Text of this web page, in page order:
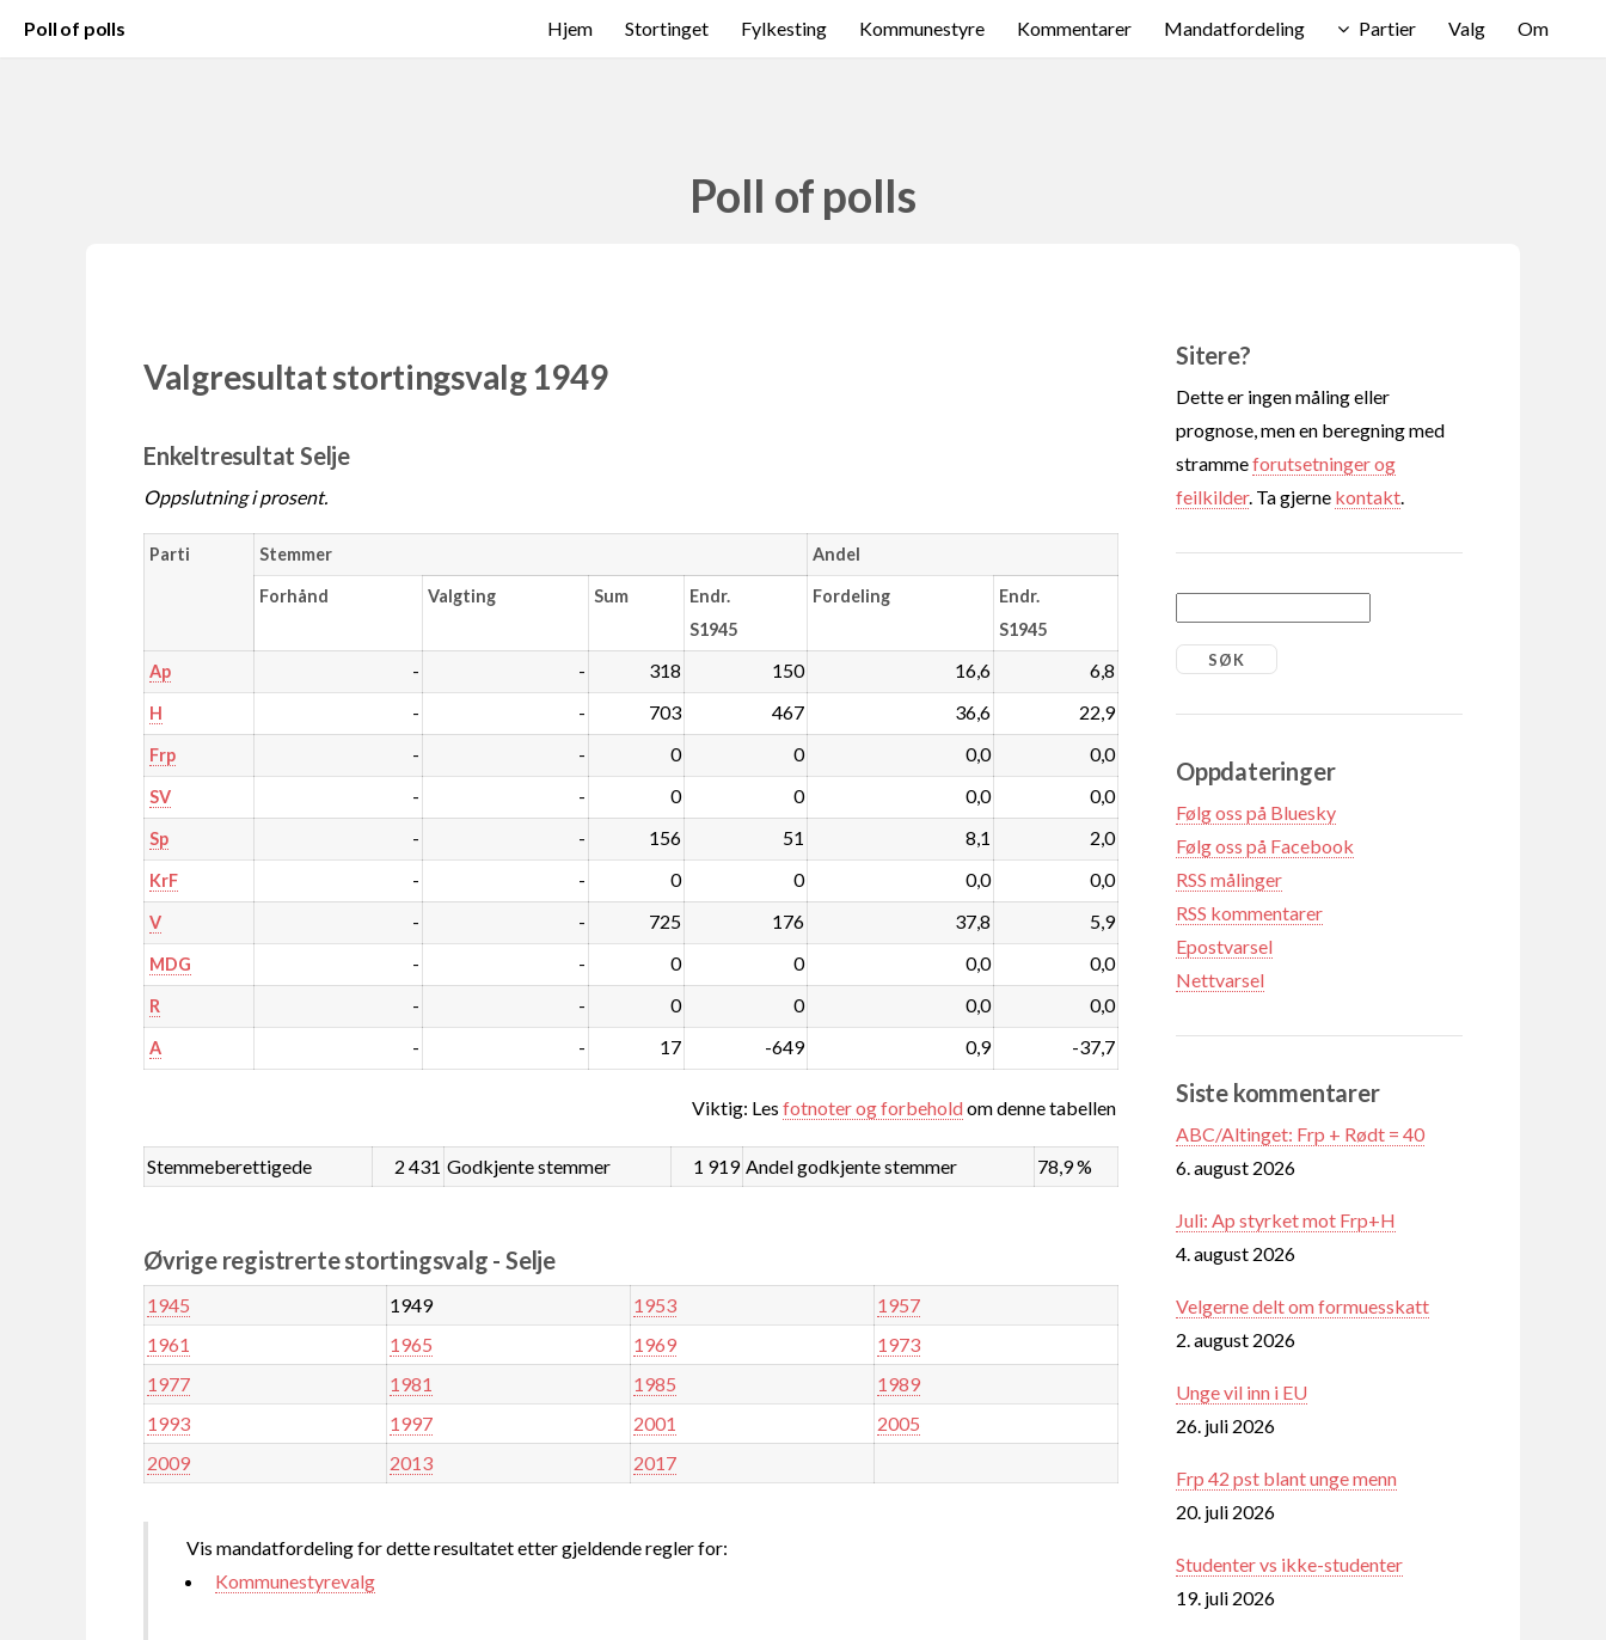
Poll of polls Hjem Stortinget Fylkesting Kommunestyre Kommentarer Mandatfordeling Partier Valg Om
Poll of polls
Valgresultat stortingsvalg 1949
Enkeltresultat Selje
Oppslutning i prosent.
Parti Stemmer Andel
Forhånd Valgting Sum
Endr.
S1945
Fordeling
Endr.
S1945
Ap - - 318 150 16,6 6,8
H - - 703 467 36,6 22,9
Frp - - 0 0 0,0 0,0
SV - - 0 0 0,0 0,0
Sp - - 156 51 8,1 2,0
KrF - - 0 0 0,0 0,0
V - - 725 176 37,8 5,9
MDG - - 0 0 0,0 0,0
R - - 0 0 0,0 0,0
A - - 17 -649 0,9 -37,7
Viktig: Les fotnoter og forbeholdom denne tabellen
Stemmeberettigede 2 431 Godkjente stemmer 1 919 Andel godkjente stemmer 78,9 %
Øvrige registrerte stortingsvalg - Selje
1945 1949 1953
1957
1961
1965 1969
1973
1977
1981 1985
1989
1993
1997 2001
2005
2009
2013 2017
Vis mandatfordeling for dette resultatet etter gjeldende regler for:
Kommunestyrevalg
Sitere?
Dette er ingen måling eller
prognose, men en beregning med
strammeforutsetninger og
feilkilder. Ta gjerne kontakt
Oppdateringer
Følg oss på Bluesky
Følg oss på Facebook
RSS målinger
RSS kommentarer
Epostvarsel
Nettvarsel
Siste kommentarer
ABC/Altinget: Frp + Rødt = 40
6. august 2026
Juli: Ap styrket mot Frp+H
4. august 2026
Velgerne delt om formuesskatt
2. august 2026
Unge vil inn i EU
26. juli 2026
Frp 42 pst blant unge menn
20. juli 2026
Studenter vs ikke-studenter
19. juli 2026